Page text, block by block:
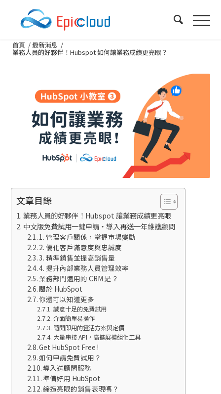
首頁 /最新消息 /
業務人員的好夥伴！Hubspot 如何讓業務成績更亮眼？
文章目錄
業務人員的好夥伴！Hubspot 讓業務成績更亮眼
中文版免費試用一鍵申請・導入再送一年維護顧問
1. 管理客戶關係，掌握市場變動
2. 優化客戶滿意度與忠誠度
3. 精準銷售並提高銷售量
4. 提升內部業務人員管理效率
業務部門適用的 CRM 是？
關於 HubSpot
你還可以知道更多
誠意十足的免費試用
介面簡單易操作
隨開即用的靈活方案與定價
大量串接 API，高擴展模組化工具
Get HubSpot Free !
如何申請免費試用？
導入送顧問服務
準備好用 HubSpot
締造亮眼的銷售表現嗎？